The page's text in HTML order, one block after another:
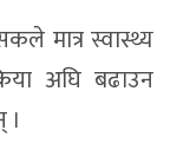
मात्र स्वास्थ्य
अघि बढाउन